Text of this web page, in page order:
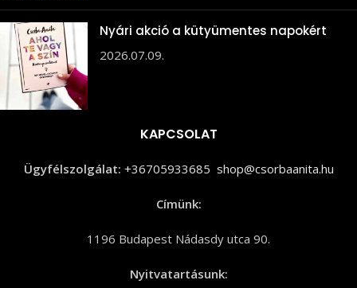
Nyári akció a kütyümentes napokért
2026.07.09.
KAPCSOLAT
Ügyfélszolgálat: +36705933685 shop@csorbaanita.hu
Címünk:
1196 Budapest Nádasdy utca 90.
Nyitvatartásunk: